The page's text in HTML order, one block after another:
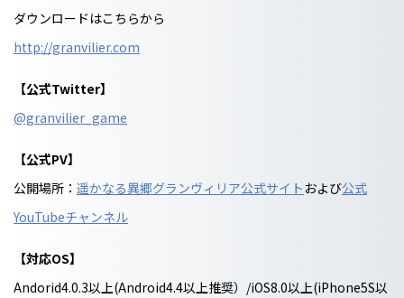
ダウンロードはこちらから
http://granvilier.com
【公式Twitter】
@granvilier_game
【公式PV】
公開場所： 遥かなる異郷グランヴィリア公式サイト および公式
YouTubeチャンネル
【対応OS】
Andorid4.0.3以上(Android4.4以上推奨）/iOS8.0以上(iPhone5S以